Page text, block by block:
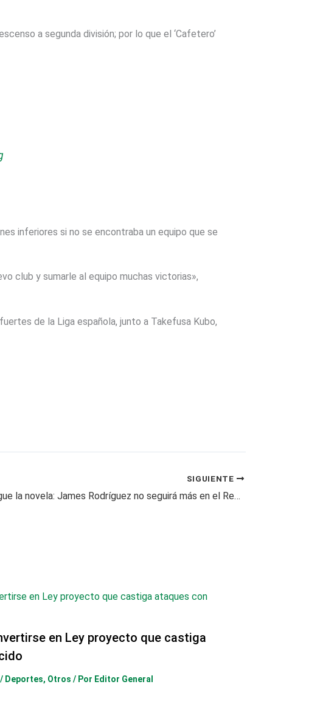
a segunda división; por lo que el ‘Cafetero’
inferiores si no se encontraba un equipo que se
club y sumarle al equipo muchas victorias»,
de la Liga española, junto a Takefusa Kubo,
SIGUIENTE
Sigue la novela: James Rodríguez no seguirá más en el Real Madrid
en Ley proyecto que castiga
/ Deportes, Otros / Por Editor General